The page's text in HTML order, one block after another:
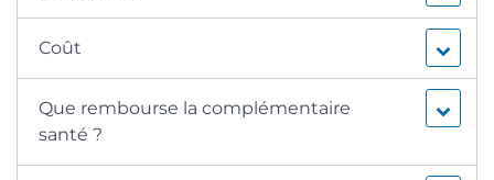
Coût
Que rembourse la complémentaire
santé ?